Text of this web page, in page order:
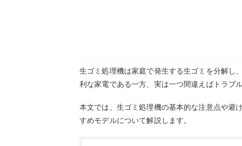
生ゴミ処理機は家庭で発生する生ゴミを分解し
利な家電である一方、実は一つ間違えばトラブ
本文では、生ゴミ処理機の基本的な注意点や避
すめモデルについて解説します。